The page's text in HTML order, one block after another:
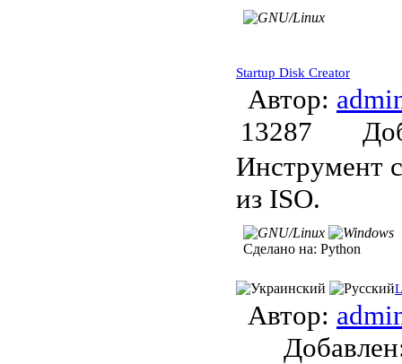
Startup Disk Creator
Автор:
13287
Инструмент
из ISO.
Сделано на: Python
Автор: